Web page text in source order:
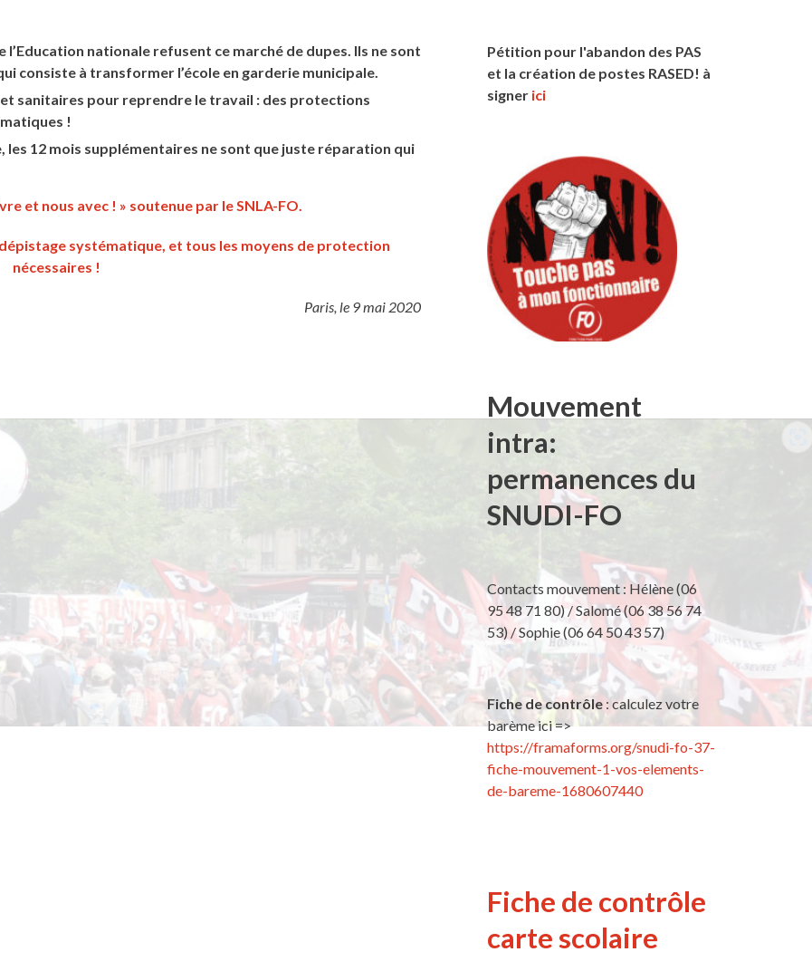
nationale refusent ce marché de dupes. Ils ne sont
consiste à transformer l’école en garderie municipale.
sanitaires pour reprendre le travail : des protections
!
12 mois supplémentaires ne sont que juste réparation qui
et nous avec ! » soutenue par le SNLA-FO.
systématique, et tous les moyens de protection
nécessaires !
Paris, le 9 mai 2020
Pétition pour l'abandon des PAS
et la création de postes RASED! à
signer ici
Mouvement
intra:
permanences du
SNUDI-FO
Contacts mouvement : Hélène (06
95 48 71 80) / Salomé (06 38 56 74
53) / Sophie (06 64 50 43 57)
Fiche de contrôle: calculez votre
barème ici =>
https://framaforms.org/snudi-fo-37-
fiche-mouvement-1-vos-elements-
de-bareme-1680607440
Fiche de contrôle
carte scolaire